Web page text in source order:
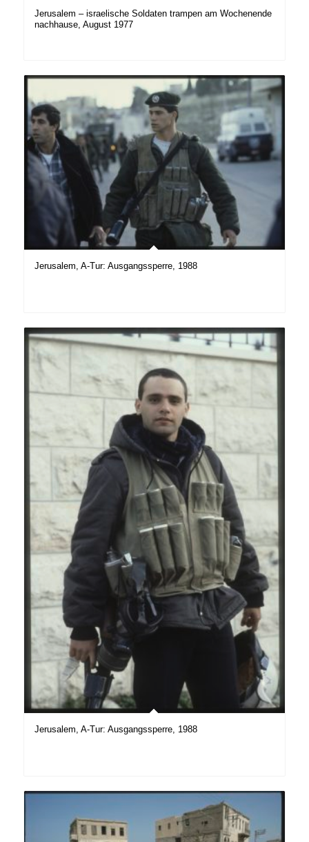
Jerusalem – israelische Soldaten trampen am Wochenende
nachhause, August 1977
Jerusalem, A-Tur: Ausgangssperre, 1988
Jerusalem, A-Tur: Ausgangssperre, 1988